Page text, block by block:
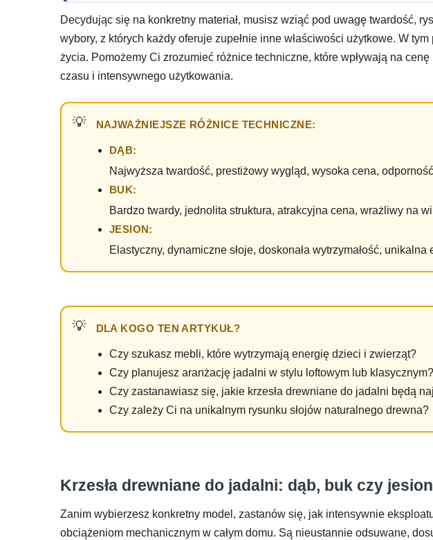
Decydując się na konkretny materiał, musisz wziąć pod uwagę twardość,
wybory, z których każdy oferuje zupełnie inne właściwości użytkowe. W
życia. Pomożemy Ci zrozumieć różnice techniczne, które wpływają na
czasu i intensywnego użytkowania.
NAJWAŻNIEJSZE RÓŻNICE TECHNICZNE:
DĄB:
Najwyższa twardość, prestiżowy wygląd, wysoka cena,
BUK:
Bardzo twardy, jednolita struktura, atrakcyjna cena, wrażliwy na
JESION:
Elastyczny, dynamiczne słoje, doskonała wytrzymałość, unikalna
DLA KOGO TEN ARTYKUŁ?
Czy szukasz mebli, które wytrzymają energię dzieci i zwierząt?
Czy planujesz aranżację jadalni w stylu loftowym lub klasycznym?
Czy zastanawiasz się, jakie krzesła drewniane do jadalni będą
Czy zależy Ci na unikalnym rysunku słojów naturalnego drewna?
Krzesła drewniane do jadalni: dąb, buk czy
Zanim wybierzesz konkretny model, zastanów się, jak intensywnie
obciążeniom mechanicznym w całym domu. Są nieustannie odsuwane,